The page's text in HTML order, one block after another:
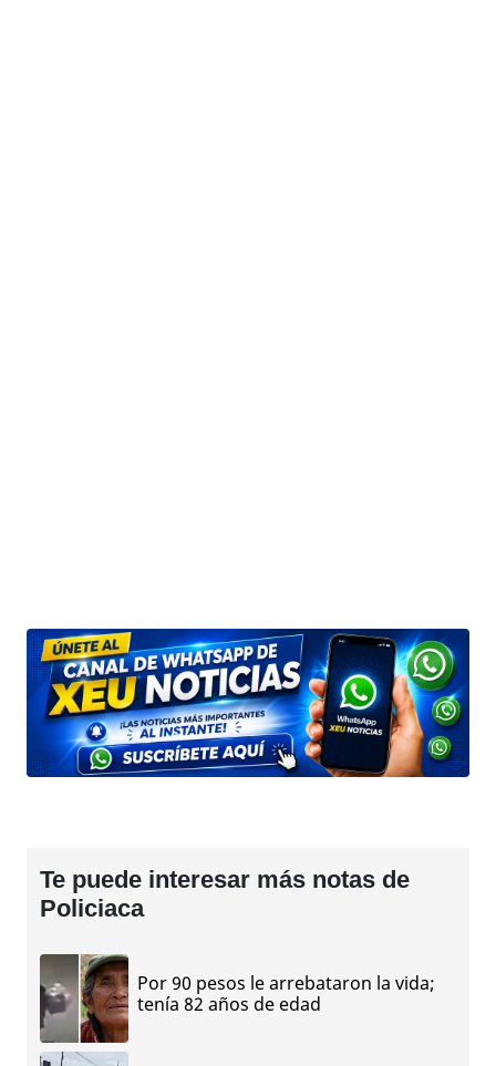
Te puede interesar más notas de
Policiaca
Por 90 pesos le arrebataron la vida;
tenía 82 años de edad